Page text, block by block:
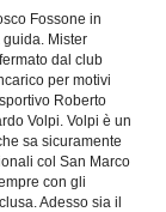
Fossone in
guida. Mister
dal club
per motivi
Roberto
Volpi. Volpi è un
sa sicuramente
col San Marco
con gli
Adesso sia il